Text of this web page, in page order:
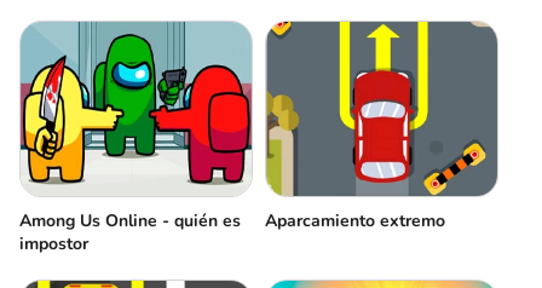
Among Us Online - quién es
impostor
Aparcamiento extremo